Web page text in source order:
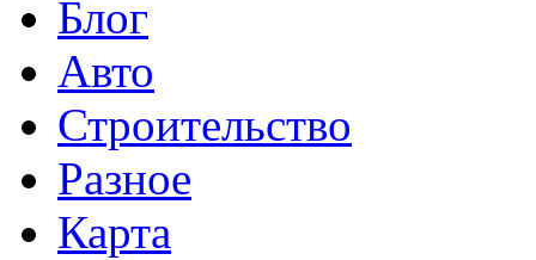
Блог
Авто
Строительство
Разное
Карта